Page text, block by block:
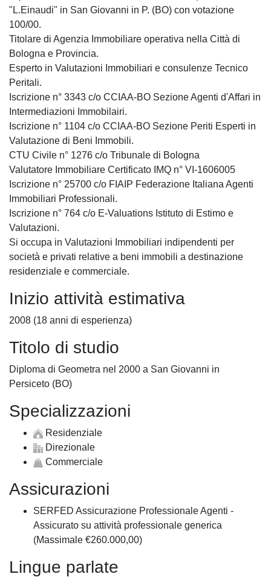
"L.Einaudi" in San Giovanni in P. (BO) con votazione
100/00.
Titolare di Agenzia Immobiliare operativa nella Città di
Bologna e Provincia.
Esperto in Valutazioni Immobiliari e consulenze Tecnico
Peritali.
Iscrizione n° 3343 c/o CCIAA-BO Sezione Agenti d'Affari in
Intermediazioni Immobilairi.
Iscrizione n° 1104 c/o CCIAA-BO Sezione Periti Esperti in
Valutazione di Beni Immobili.
CTU Civile n° 1276 c/o Tribunale di Bologna
Valutatore Immobiliare Certificato IMQ n° VI-1606005
Iscrizione n° 25700 c/o FIAIP Federazione Italiana Agenti
Immobiliari Professionali.
Iscrizione n° 764 c/o E-Valuations Istituto di Estimo e
Valutazioni.
Si occupa in Valutazioni Immobiliari indipendenti per
società e privati relative a beni immobili a destinazione
residenziale e commerciale.
Inizio attività estimativa
2008 (18 anni di esperienza)
Titolo di studio
Diploma di Geometra nel 2000 a San Giovanni in
Persiceto (BO)
Specializzazioni
Residenziale
Direzionale
Commerciale
Assicurazioni
SERFED Assicurazione Professionale Agenti -
Assicurato su attività professionale generica
(Massimale €260.000,00)
Lingue parlate